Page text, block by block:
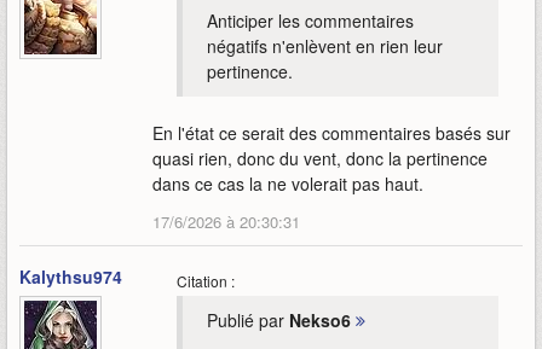
Anticiper les commentaires
négatifs n'enlèvent en rien leur
pertinence.
En l'état ce serait des commentaires basés sur
quasi rien, donc du vent, donc la pertinence
dans ce cas la ne volerait pas haut.
17/6/2026 à 20:30:31
Kalythsu974 Citation :
Publié par Nekso6